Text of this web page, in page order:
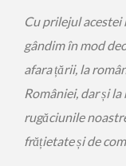
Cu prilejul
gândim în mod
afara țării, la
României, dar și
rugăciunile
frățietate și de